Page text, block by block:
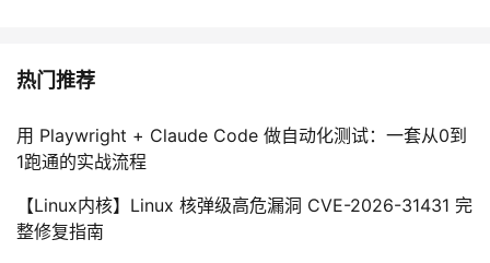
热门推荐
用 Playwright + Claude Code 做自动化测试：一套从0到
1跑通的实战流程
【Linux内核】Linux 核弹级高危漏洞 CVE-2026-31431 完
整修复指南